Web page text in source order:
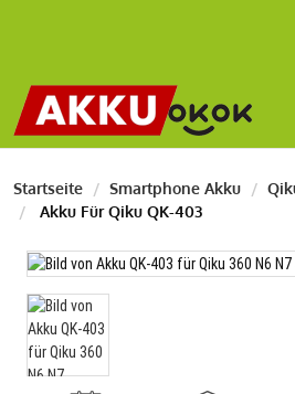
Startseite Smartphone Akku
Akku Für Qiku QK-403